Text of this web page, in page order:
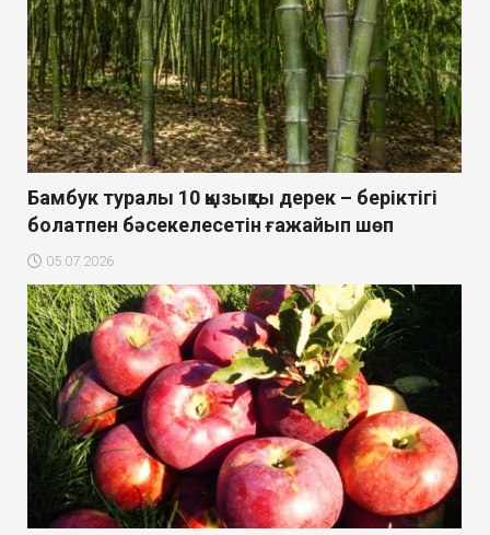
Бамбук туралы 10 қызықты дерек – беріктігі
болатпен бәсекелесетін ғажайып шөп
05.07.2026